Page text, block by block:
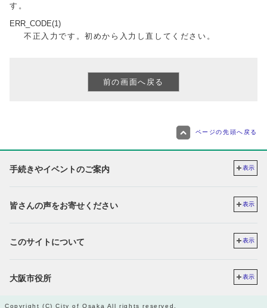
す。
ERR_CODE(1)
不正入力です。初めから入力し直してください。
ページの先頭へ戻る
手続きやイベントのご案内 表示
皆さんの声をお寄せください 表示
このサイトについて 表示
大阪市役所 表示
Copyright (C) City of Osaka All rights reserved.